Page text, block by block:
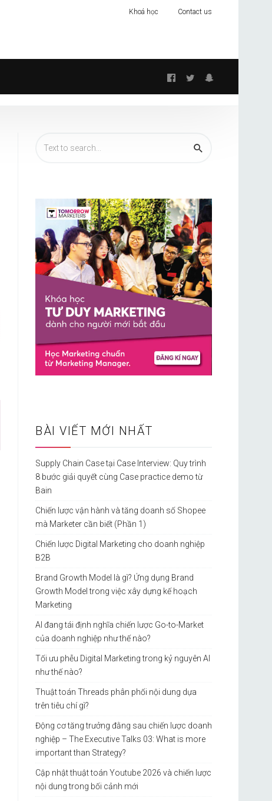
Khoá học Contact us
Follow
BÀI VIẾT MỚI NHẤT
Supply Chain Case tại Case Interview: Quy trình
8 bước giải quyết cùng Case practice demo từ
Bain
Chiến lược vận hành và tăng doanh số Shopee
mà Marketer cần biết (Phần 1)
Chiến lược Digital Marketing cho doanh nghiệp
B2B
Brand Growth Model là gì? Ứng dụng Brand
Growth Model trong việc xây dựng kế hoạch
Marketing
AI đang tái định nghĩa chiến lược Go-to-Market
của doanh nghiệp như thế nào?
Tối ưu phễu Digital Marketing trong kỷ nguyên AI
như thế nào?
Thuật toán Threads phân phối nội dung dựa
trên tiêu chí gì?
Động cơ tăng trưởng đằng sau chiến lược doanh
nghiệp – The Executive Talks 03: What is more
important than Strategy?
Cập nhật thuật toán Youtube 2026 và chiến lược
nội dung trong bối cảnh mới